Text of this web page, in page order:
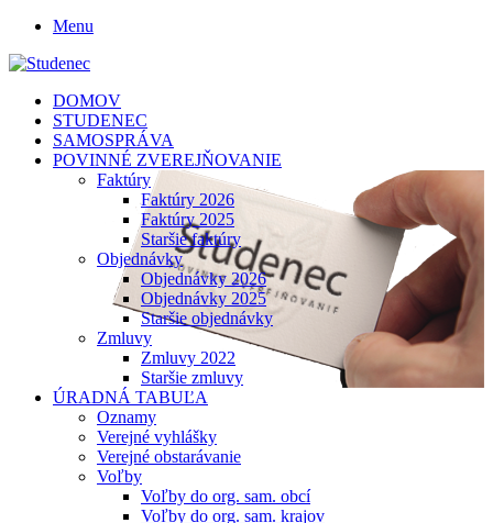
Menu
DOMOV
STUDENEC
SAMOSPRÁVA
POVINNÉ ZVEREJŇOVANIE
Faktúry
Faktúry 2026
Faktúry 2025
Staršie faktúry
Objednávky
Objednávky 2026
Objednávky 2025
Staršie objednávky
Zmluvy
Zmluvy 2022
Staršie zmluvy
ÚRADNÁ TABUĽA
Oznamy
Verejné vyhlášky
Verejné obstarávanie
Voľby
Voľby do org. sam. obcí
Voľby do org. sam. krajov